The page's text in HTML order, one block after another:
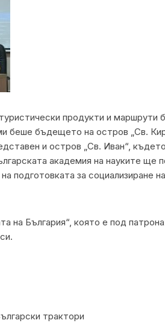
продукти и маршрути
беше бъдещето на остров „Св.
и остров „Св. Иван“,
академия на науките ще
подготовката за социализиране
на България“, която е под
трактори